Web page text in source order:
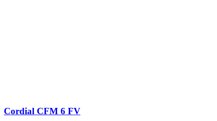
Cordial CFM 6 FV